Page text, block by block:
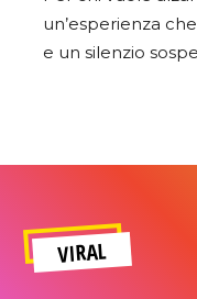
un’esperienza
e un silenzio
VIRAL